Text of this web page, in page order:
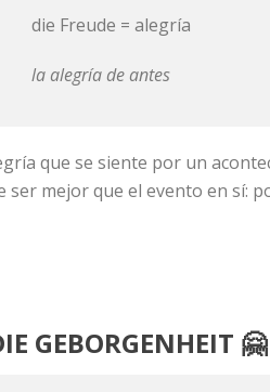
die Freude = alegría
la alegría de antes
que se siente por un
ser mejor que el evento en sí:
GEBORGENHEIT 🤗